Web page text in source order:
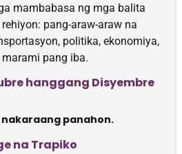
mambabasa ng mga balita
pang-araw-araw na
politika, ekonomiya,
pang iba.
hanggang Disyembre
panahon.
na Trapiko